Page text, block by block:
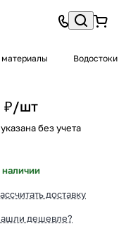
Водостоки
₽/шт
без учета
наличии
доставку
дешевле?